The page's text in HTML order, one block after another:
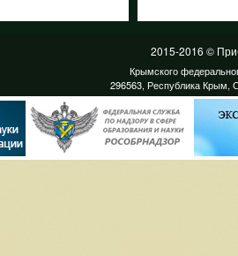
2015-2016 ©
Крымского
296563, Республика Крым,